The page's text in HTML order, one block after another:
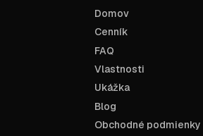
Domov
Cenník
FAQ
Vlastnosti
Ukážka
Blog
Obchodné podmienky